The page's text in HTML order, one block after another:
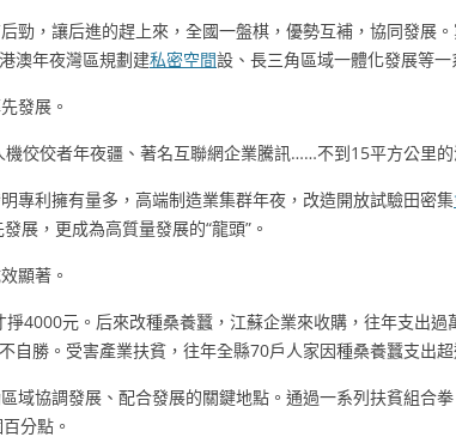
勁，讓后進的趕上來，全國一盤棋，優勢互補，協同發展
澳年夜灣區規劃建私密空間設、長三角區域一體化發展等
發展。
機佼佼者年夜疆、著名互聯網企業騰訊……不到15平方公里
專利擁有量多，高端制造業集群年夜，改造開放試驗田密集
展，更成為高質量發展的“龍頭”。
顯著。
掙4000元。后來改種桑養蠶，江蘇企業來收購，往年支出
自勝。受害產業扶貧，往年全縣70戶人家因種桑養蠶支出超
域協調發展、配合發展的關鍵地點。通過一系列扶貧組合
分點。